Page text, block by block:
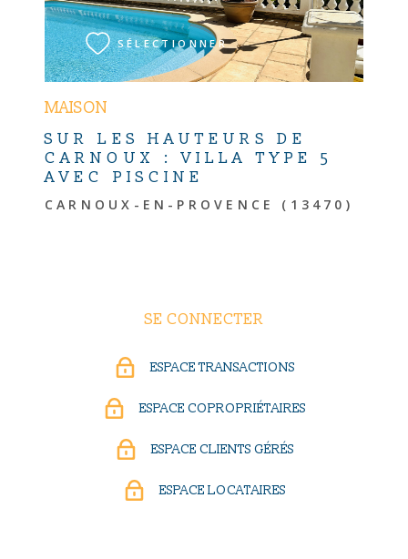
MAISON
SUR LES HAUTEURS DE
CARNOUX : VILLA TYPE 5
AVEC PISCINE
CARNOUX-EN-PROVENCE (13470)
SÉLECTIONNER
SE CONNECTER
ESPACE TRANSACTIONS
ESPACE COPROPRIÉTAIRES
ESPACE CLIENTS GÉRÉS
ESPACE LOCATAIRES